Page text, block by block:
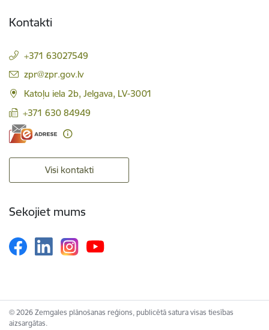
Kontakti
+371 63027549
E-pasts:
zpr@zpr.gov.lv
Katoļu iela 2b, Jelgava, LV-3001
+371 630 84949
Visi kontakti
Sekojiet mums
© 2026 Zemgales plānošanas reģions, publicētā satura visas tiesības
aizsargātas.